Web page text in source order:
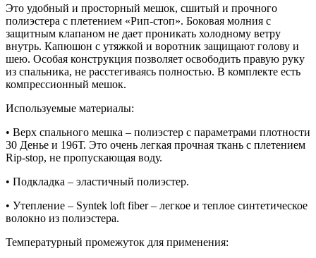
Это удобный и просторный мешок, сшитый и прочного
полиэстера с плетением «Рип-стоп». Боковая молния с
защитным клапаном не дает проникать холодному ветру
внутрь. Капюшон с утяжкой и воротник защищают голову и
шею. Особая конструкция позволяет освободить правую руку
из спальника, не расстегиваясь полностью. В комплекте есть
компрессионный мешок.
Используемые материалы:
• Верх спального мешка – полиэстер с параметрами плотности
30 Денье и 196Т. Это очень легкая прочная ткань с плетением
Rip-stop, не пропускающая воду.
• Подкладка – эластичный полиэстер.
• Утепление – Syntek loft fiber – легкое и теплое синтетическое
волокно из полиэстера.
Температурный промежуток для применения: